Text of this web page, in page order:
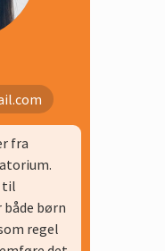
fra
til
børn
regel